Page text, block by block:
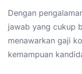
Dengan
jawab yang cukup
menawarkan gaji
kemampuan